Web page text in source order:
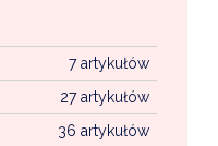
POWIETRZE
EMISYJNOŚCI
7 artykułów
27 artykułów
36 artykułów